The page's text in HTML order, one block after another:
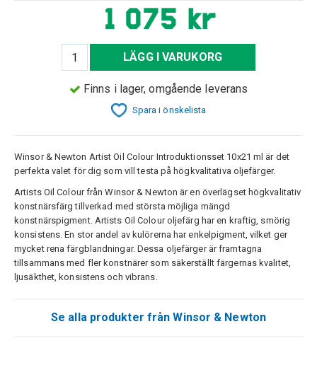
1 075 kr
LÄGG I VARUKORG
Finns i lager, omgående leverans
Spara i önskelista
Winsor & Newton Artist Oil Colour Introduktionsset 10x21 ml är det
perfekta valet för dig som vill testa på högkvalitativa oljefärger.
Artists Oil Colour från Winsor & Newton är en överlägset högkvalitativ
konstnärsfärg tillverkad med största möjliga mängd
konstnärspigment. Artists Oil Colour oljefärg har en kraftig, smörig
konsistens. En stor andel av kulörerna har enkelpigment, vilket ger
mycket rena färgblandningar. Dessa oljefärger är framtagna
tillsammans med fler konstnärer som säkerställt färgernas kvalitet,
ljusäkthet, konsistens och vibrans.
Se alla produkter från Winsor & Newton